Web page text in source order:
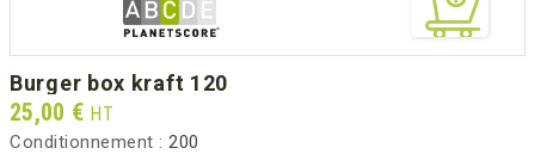
burger box kraft 120
Prix
25,00 € HT
Conditionnement : 200